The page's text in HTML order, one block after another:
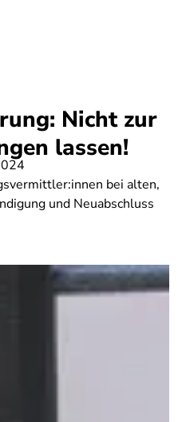
Nicht zur
lassen!
bei alten,
und Neuabschluss